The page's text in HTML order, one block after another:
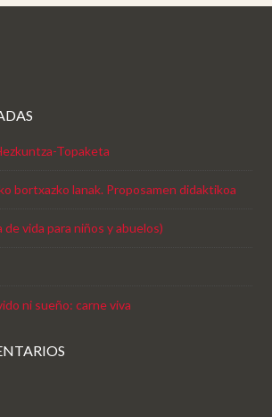
Topaketa
bortxazko lanak. Proposamen didaktikoa
vida para niños y abuelos)
ni sueño: carne viva